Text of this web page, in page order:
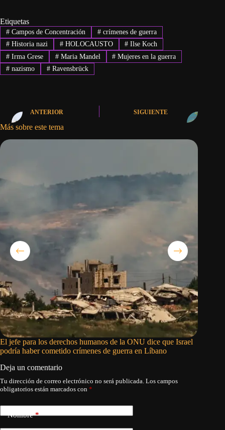
Etiquetas
#Campos de Concentración #crímenes de guerra
#Historia nazi #HOLOCAUSTO # Ilse Koch
#Irma Grese #Maria Mandel # Mujeres en la guerra
#nazismo #Ravensbrück
ANTERIOR SIGUIENTE
Más sobre este tema
El jefe para los derechos humanos de la ONU dice que Israel
podría haber cometido crímenes de guerra en Líbano
Deja un comentario
Tu dirección de correo electrónico no será publicada. Los campos
obligatorios están marcados con *
Nombre*